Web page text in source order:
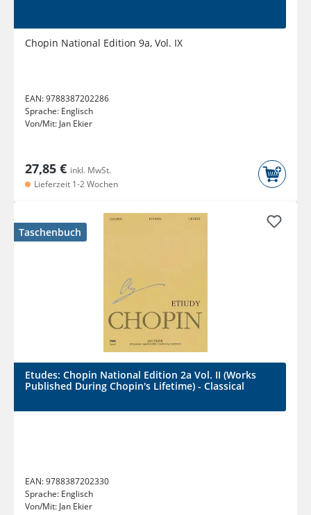
Chopin National Edition 9a, Vol. IX
EAN:9788387202286
Sprache: Englisch
Von/Mit: Jan Ekier
27,85 € inkl. MwSt.
Lieferzeit 1-2 Wochen
Taschenbuch
Etudes: Chopin National Edition 2a Vol. II (Works
Published During Chopin's Lifetime) - Classical
EAN:9788387202330
Sprache: Englisch
Von/Mit: Jan Ekier